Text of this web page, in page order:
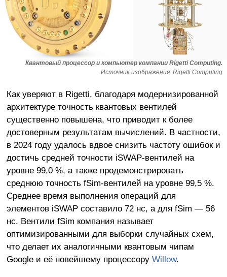
Квантовый процессор и компьютер компании Rigetti Computing.
Источник изображения: Rigetti Computing
Как уверяют в Rigetti, благодаря модернизированной
архитектуре точность квантовых вентилей
существенно повышена, что приводит к более
достоверным результатам вычислений. В частности,
в 2024 году удалось вдвое снизить частоту ошибок и
достичь средней точности iSWAP-вентилей на
уровне 99,0 %, а также продемонстрировать
среднюю точность fSim-вентилей на уровне 99,5 %.
Среднее время выполнения операций для
элементов iSWAP составило 72 нс, а для fSim — 56
нс. Вентили fSim компания называет
оптимизированными для выборки случайных схем,
что делает их аналогичными квантовым чипам
Google и её новейшему процессору Willow.